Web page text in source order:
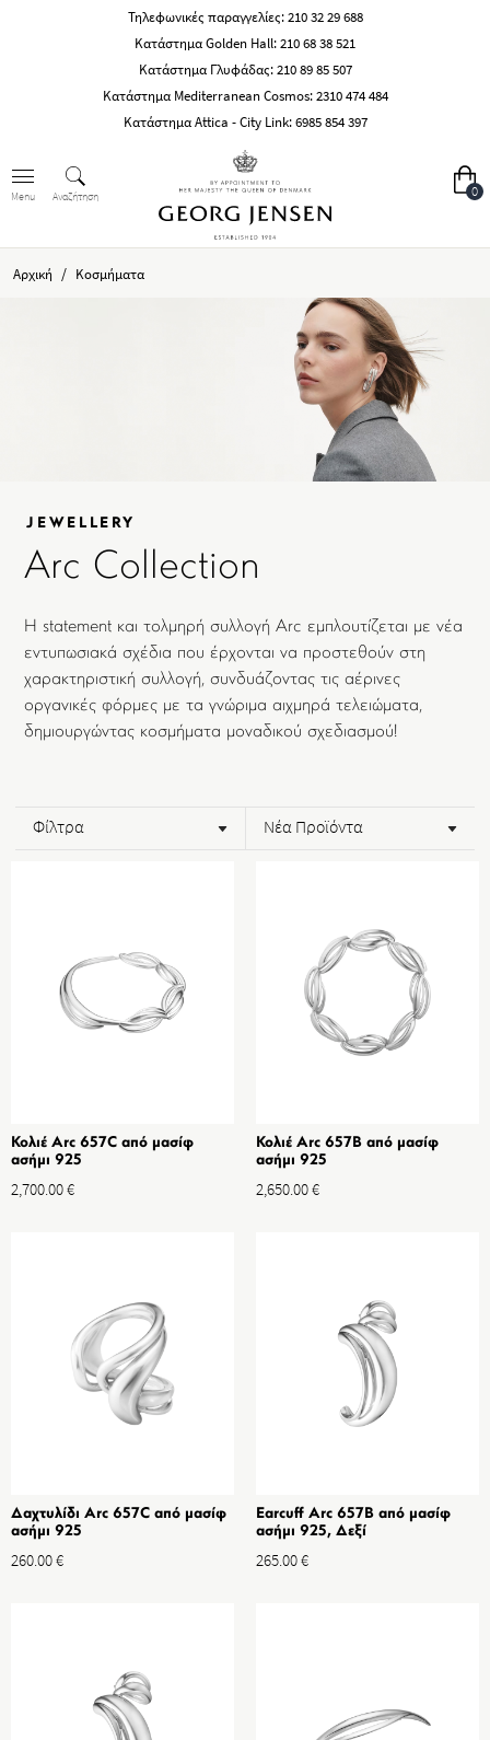
Τηλεφωνικές παραγγελίες:210 32 29 688
Κατάστημα Golden Hall:210 68 38 521
Κατάστημα Γλυφάδας:210 89 85 507
Κατάστημα Mediterranean Cosmos:2310 474 484
Κατάστημα Attica - City Link:6985 854 397
Menu Αναζήτηση 0
Αρχική / Κοσμήματα
JEWELLERY
Arc Collection
Η statement και τολμηρή συλλογή Arc εμπλουτίζεται με νέα
εντυπωσιακά σχέδια που έρχονται να προστεθούν στη
χαρακτηριστική συλλογή, συνδυάζοντας τις αέρινες
οργανικές φόρμες με τα γνώριμα αιχμηρά τελειώματα,
δημιουργώντας κοσμήματα μοναδικού σχεδιασμού!
Φίλτρα Νέα Προϊόντα
Κολιέ Arc 657C από μασίφ
ασήμι 925
2,700.00€
Κολιέ Arc 657B από μασίφ
ασήμι 925
2,650.00€
Δαχτυλίδι Arc 657C από μασίφ
ασήμι 925
260.00€
Earcuff Arc 657B από μασίφ
ασήμι 925, Δεξί
265.00€